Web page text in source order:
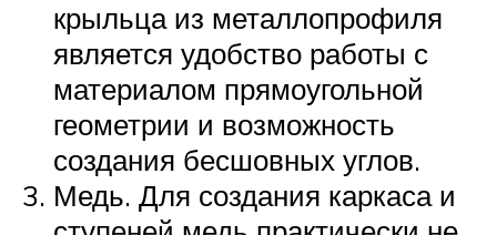
крыльца из металлопрофиля
является удобство работы с
материалом прямоугольной
геометрии и возможность
создания бесшовных углов.
Медь. Для создания каркаса и